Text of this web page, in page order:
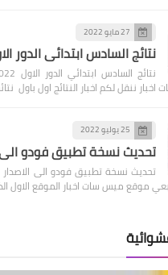
27 مايو 2022
نتائج السادس ابتدائي الدور الاول
ننقل لكم اخبار النتائج اول باول
25 يوليو 2022
تحديث نسخة تطبيق فودو الى
موقع ميس سات اخبار الموقع الاول